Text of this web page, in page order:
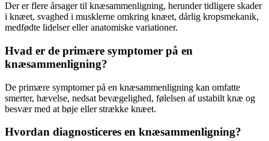
Der er flere årsager til knæsammenligning, herunder tidligere skader
i knæet, svaghed i musklerne omkring knæet, dårlig kropsmekanik,
medfødte lidelser eller anatomiske variationer.
Hvad er de primære symptomer på en
knæsammenligning?
De primære symptomer på en knæsammenligning kan omfatte
smerter, hævelse, nedsat bevægelighed, følelsen af ustabilt knæ og
besvær med at bøje eller strække knæet.
Hvordan diagnosticeres en knæsammenligning?